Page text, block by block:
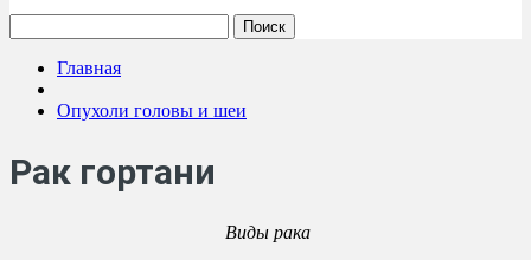
Главная
Опухоли головы и шеи
Рак гортани
Виды рака